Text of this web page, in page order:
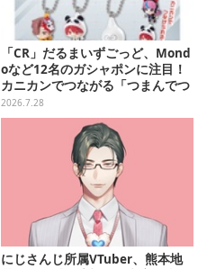
「CR」だるまいずごっど、Mond
oなど12名のガシャポンに注目！
カニカンでつながる「つまんでつ
なげてますこっと」が8月第5週よ
り発売
2026.7.28
にじさんじ所属VTuber、熊本地